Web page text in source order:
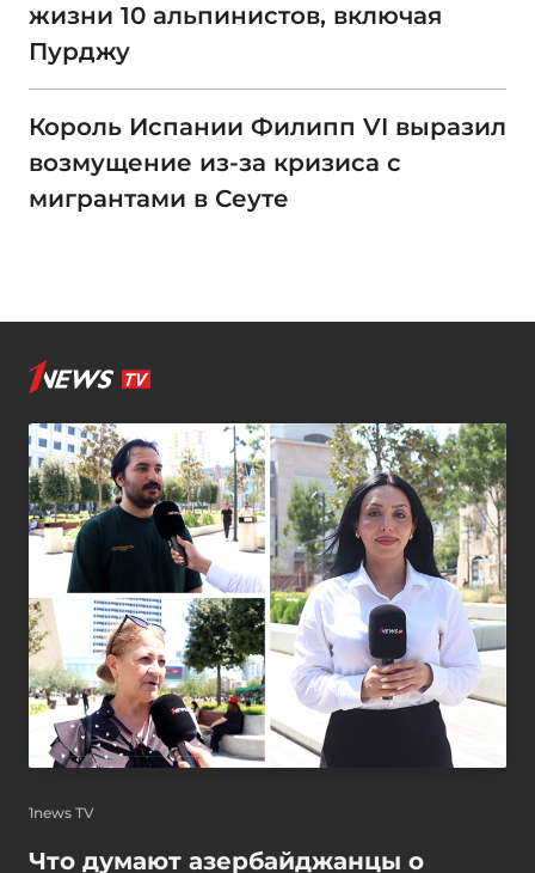
жизни 10 альпинистов, включая
Пурджу
Король Испании Филипп VI выразил
возмущение из-за кризиса с
мигрантами в Сеуте
1news TV
Что думают азербайджанцы о